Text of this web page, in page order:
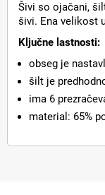
Šivi so ojačani,
šivi. Ena velikost
Ključne lastnosti:
obseg je
šilt je
ima 6
material: 65%